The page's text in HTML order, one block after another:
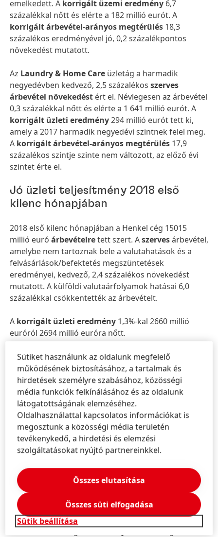
emelkedett. A korrigált üzemi eredmény 6,7
százalékkal nőtt és elérte a 182 millió eurót. A
korrigált árbevétel-arányos megtérülés 18,3
százalékos eredményével jó, 0,2 százalékpontos
növekedést mutatott.
Az Laundry & Home Care üzletág a harmadik
negyedévben kedvező, 2,5 százalékos szerves
árbevétel növekedést ért el. Névlegesen az árbevétel
0,3 százalékkal nőtt és elérte a 1 641 millió eurót. A
korrigált üzleti eredmény294 millió eurót tett ki,
amely a 2017 harmadik negyedévi szintnek felel meg.
A korrigált árbevétel-arányos megtérülés 17,9
százalékos szintje szinte nem változott, az előző évi
szintet érte el.
Jó üzleti teljesítmény 2018 első
kilenc hónapjában
2018 első kilenc hónapjában a Henkel cég 15015
millió euró árbevételretett szert. Aszervesárbevétel,
amelybe nem tartoznak bele a valutahatások és a
felvásárlások/befektetés megszüntetések
eredményei, kedvező, 2,4 százalékos növekedést
mutatott. A külföldi valutaárfolyamok hatásai 6,0
százalékkal csökkentették az árbevételt.
A korrigált üzleti eredmény 1,3%-kal 2660 millió
euróról 2694 millió euróra nőtt.
korrigált árbevétel-arányos megtérülés kedvező
változást mutatott, és 17,6 százalékról 17,9
százalékra nőtt.
Azelsőbbségi részvények korrigált hozama
százalékkal 4,50 euróról 4,59 euróra emelkedett.
2018 első kilenc hónapjában azAdhesive
Technologiesüzletág nagyon erős, 4,6 százalékos
árbevétel-arányos megtérülés pozitív változást
mutatott és 18,9 százalékot ért el.
A fogyasztási cikkek üzletágainak értékesítését
hátrányosan befolyásoltak az észak-amerikai
szállítási nehézségek. ABeauty Careüzletág szerves
Sütiket használunk az oldalunk megfelelő
működésének biztosításához, a tartalmak és
hirdetések személyre szabásához, közösségi
média funkciók felkínálásához és az oldalunk
látogatottságának elemzéséhez.
Oldalhasználattal kapcsolatos információkat is
megosztunk a közösségi média területén
tevékenykedő, a hirdetési és elemzési
szolgáltatásokat nyújtó partnereinkkel.
Sütik beállítása
Összes elutasítása
Összes süti elfogadása